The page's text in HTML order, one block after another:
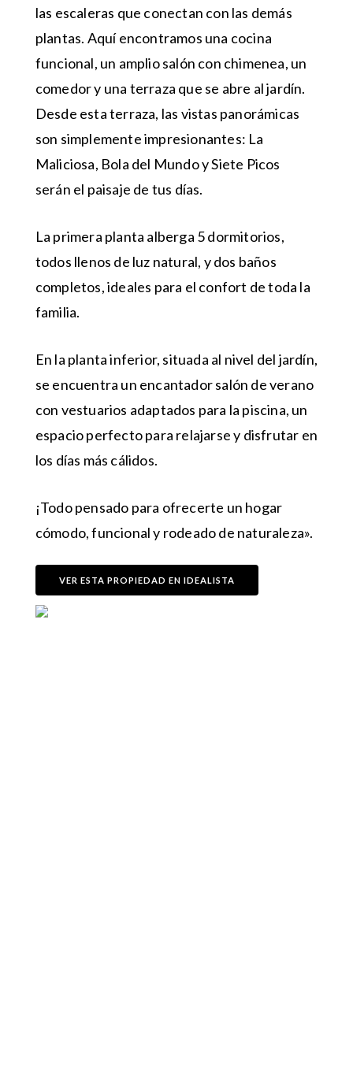
las escaleras que conectan con las demás
plantas. Aquí encontramos una cocina
funcional, un amplio salón con chimenea, un
comedor y una terraza que se abre al jardín.
Desde esta terraza, las vistas panorámicas
son simplemente impresionantes: La
Maliciosa, Bola del Mundo y Siete Picos
serán el paisaje de tus días.
La primera planta alberga 5 dormitorios,
todos llenos de luz natural, y dos baños
completos, ideales para el confort de toda la
familia.
En la planta inferior, situada al nivel del jardín,
se encuentra un encantador salón de verano
con vestuarios adaptados para la piscina, un
espacio perfecto para relajarse y disfrutar en
los días más cálidos.
¡Todo pensado para ofrecerte un hogar
cómodo, funcional y rodeado de naturaleza».
VER ESTA PROPIEDAD EN IDEALISTA